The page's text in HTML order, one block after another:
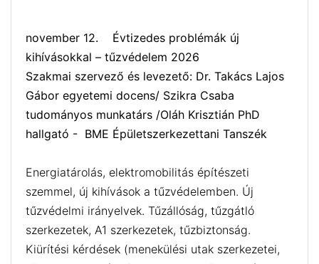
november 12. Évtizedes problémák új
kihívásokkal – tűzvédelem 2026
Szakmai szervező és levezető: Dr. Takács Lajos
Gábor egyetemi docens/ Szikra Csaba
tudományos munkatárs /Oláh Krisztián PhD
hallgató - BME Épületszerkezettani Tanszék
Energiatárolás, elektromobilitás építészeti
szemmel, új kihívások a tűzvédelemben. Új
tűzvédelmi irányelvek. Tűzállóság, tűzgátló
szerkezetek, A1 szerkezetek, tűzbiztonság.
Kiürítési kérdések (menekülési utak szerkezetei,